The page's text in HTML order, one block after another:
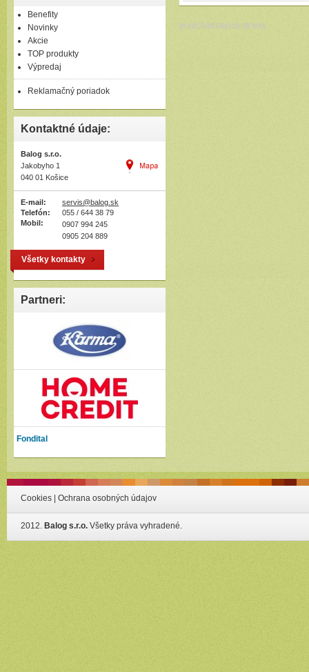
Benefity
Novinky
Akcie
TOP produkty
Výpredaj
Reklamačný poriadok
Kontaktné údaje:
Balog s.r.o.
Jakobyho 1
040 01 Košice
E-mail:
servis@balog.sk
Telefón:
055 / 644 38 79
Mobil:
0907 994 245
0905 204 889
Všetky kontakty
Partneri:
Fondital
predchádzajúca strana
Cookies Ochrana osobných údajov
2012. Balog s.r.o. Všetky práva vyhradené.